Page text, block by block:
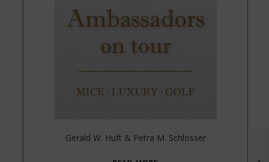
Gerald W. Huft & Petra M. Schlosser